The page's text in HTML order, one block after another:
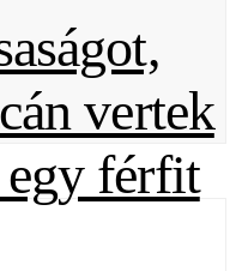
vertek
egy férfit